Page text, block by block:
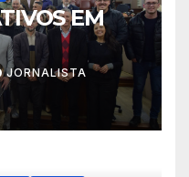
EM
JORNALISTA